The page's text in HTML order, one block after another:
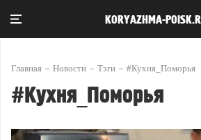
KORYAZHMA-
Главная Новости Тэги #Кухня_Поморья
#Кухня_Поморья